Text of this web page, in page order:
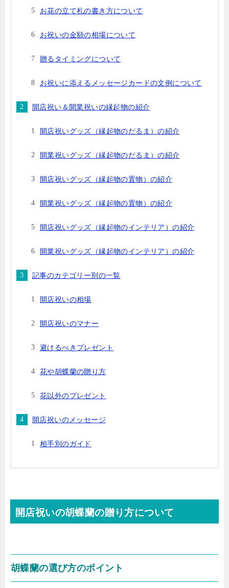
お花の立て札の書き方について
お祝いの金額の相場について
贈るタイミングについて
お祝いに添えるメッセージカードの文例について
開店祝い＆開業祝いの縁起物の紹介
開店祝いグッズ（縁起物のだるま）の紹介
開業祝いグッズ（縁起物のだるま）の紹介
開店祝いグッズ（縁起物の置物）の紹介
開業祝いグッズ（縁起物の置物）の紹介
開店祝いグッズ（縁起物のインテリア）の紹介
開業祝いグッズ（縁起物のインテリア）の紹介
記事のカテゴリー別の一覧
開店祝いの相場
開店祝いのマナー
避けるべきプレゼント
花や胡蝶蘭の贈り方
花以外のプレゼント
開店祝いのメッセージ
相手別のガイド
開店祝いの胡蝶蘭の贈り方について
胡蝶蘭の選び方のポイント